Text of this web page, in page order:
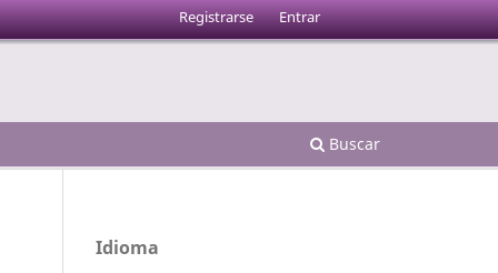
Buscar
Registrarse Entrar
Idioma